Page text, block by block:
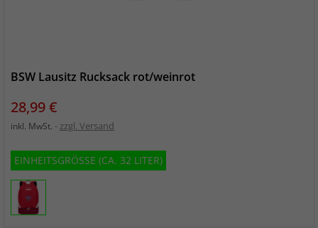
BSW Lausitz Rucksack rot/weinrot
Preis
28,99 €
inkl. MwSt. zzgl. Versand
EINHEITSGRÖSSE (CA. 32 LITER)